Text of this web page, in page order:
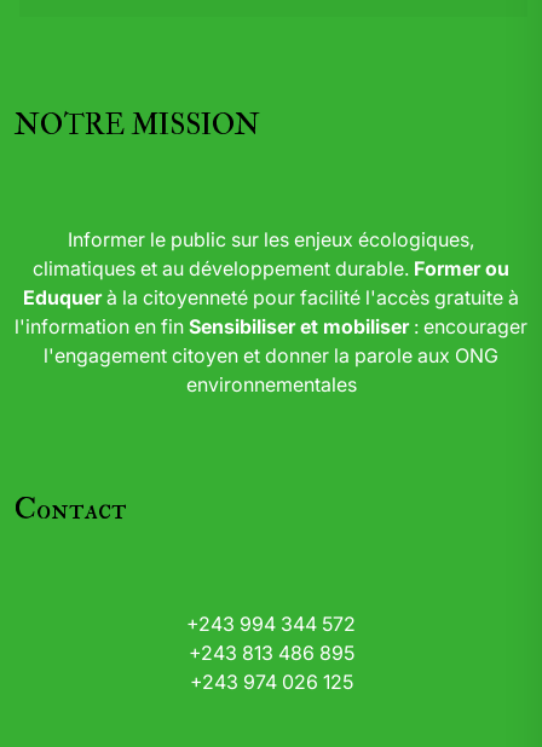
NOTRE MISSION
Informer le public sur les enjeux écologiques,
climatiques et au développement durable. Former ou
Eduquerà la citoyenneté pour facilité l'accès gratuite à
l'information en fin Sensibiliser et mobiliser: encourager
l'engagement citoyen et donner la parole aux ONG
environnementales
Contact
+243 994 344 572
+243 813 486 895
+243 974 026 125